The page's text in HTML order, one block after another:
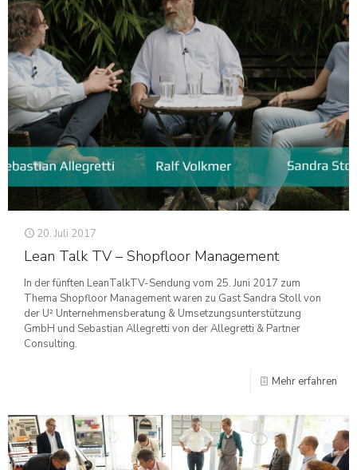
20. Juli 2017
Lean Talk TV – Shopfloor Management
In der fünften LeanTalkTV-Sendung vom 25. Juni 2017 zum
Thema Shopfloor Management waren zu Gast Sandra Stoll von
der U² Unternehmensberatung & Umsetzungsunterstützung
GmbH und Sebastian Allegretti von der Allegretti & Partner
Consulting.
Mehr erfahren